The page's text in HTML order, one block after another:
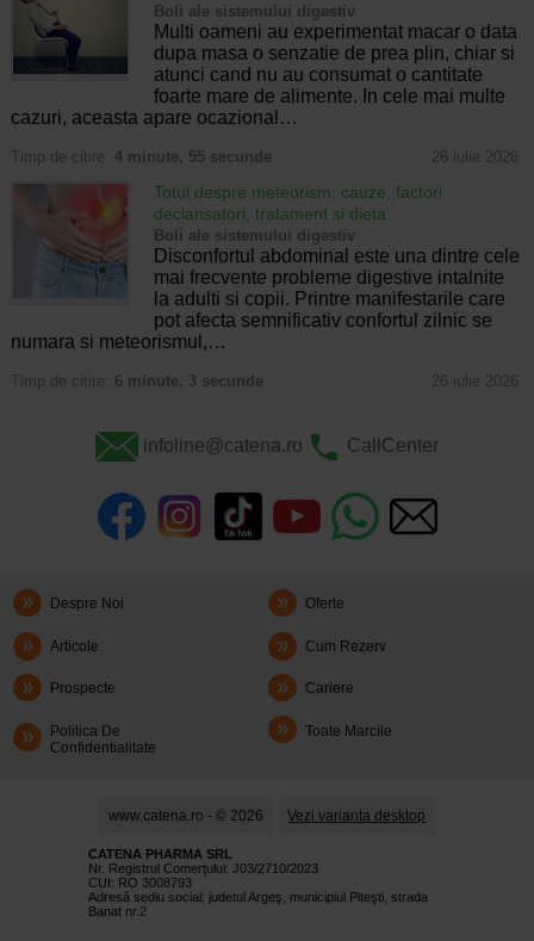
Boli ale sistemului digestiv
Multi oameni au experimentat macar o data
dupa masa o senzatie de prea plin, chiar si
atunci cand nu au consumat o cantitate
foarte mare de alimente. In cele mai multe
cazuri, aceasta apare ocazional…
Timp de citire: 4 minute, 55 secunde 26 iulie 2026
Totul despre meteorism: cauze, factori
declansatori, tratament si dieta
Boli ale sistemului digestiv
Disconfortul abdominal este una dintre cele
mai frecvente probleme digestive intalnite
la adulti si copii. Printre manifestarile care
pot afecta semnificativ confortul zilnic se
numara si meteorismul,…
Timp de citire: 6 minute, 3 secunde 26 iulie 2026
infoline@catena.ro CallCenter
Despre Noi Oferte
Articole Cum Rezerv
Prospecte Cariere
Politica De
Confidentialitate
Toate Marcile
www.catena.ro - © 2026 Vezi varianta desktop
CATENA PHARMA SRL
Nr. Registrul Comerţului: J03/2710/2023
CUI: RO 3008793
Adresă sediu social: judetul Argeş, municipiul Piteşti, strada
Banat nr.2